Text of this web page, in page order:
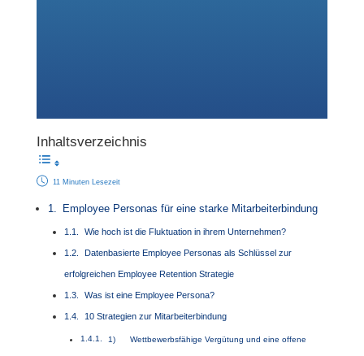
Inhaltsverzeichnis
11 Minuten Lesezeit
Employee Personas für eine starke Mitarbeiterbindung
Wie hoch ist die Fluktuation in ihrem Unternehmen?
Datenbasierte Employee Personas als Schlüssel zur
erfolgreichen Employee Retention Strategie
Was ist eine Employee Persona?
10 Strategien zur Mitarbeiterbindung
1) Wettbewerbsfähige Vergütung und eine offene